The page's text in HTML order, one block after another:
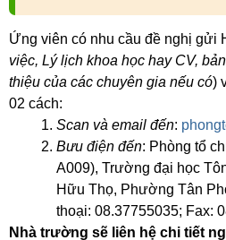
Ứng viên có nhu cầu đề nghị gửi
việc, Lý lịch khoa học hay CV,
thiệu của các chuyên gia nếu có)
02 cách:
Scan và email đến:
Bưu điện đến: Phòng tổ
A009), Trường đại học
Hữu Thọ, Phường Tân
thoại: 08.37755035; Fax:
Nhà trường sẽ liên hệ chi tiết